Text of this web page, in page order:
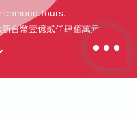
tours.
台幣壹億貳仟肆佰萬元